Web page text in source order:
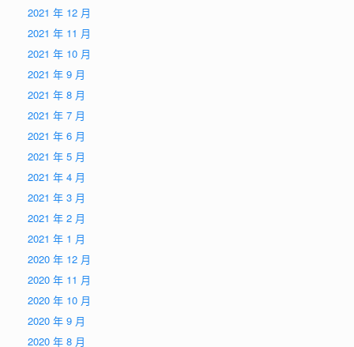
2021 年 12 月
2021 年 11 月
2021 年 10 月
2021 年 9 月
2021 年 8 月
2021 年 7 月
2021 年 6 月
2021 年 5 月
2021 年 4 月
2021 年 3 月
2021 年 2 月
2021 年 1 月
2020 年 12 月
2020 年 11 月
2020 年 10 月
2020 年 9 月
2020 年 8 月